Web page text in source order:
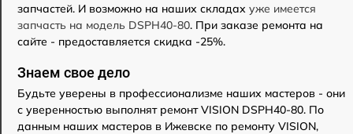
запчастей. И возможно на наших складах уже имеется
запчасть на модель DSPH40-80. При заказе ремонта на
сайте - предоставляется скидка -25%.
Знаем свое дело
Будьте уверены в профессионализме наших мастеров - они
с уверенностью выполнят ремонт VISION DSPH40-80. По
данным наших мастеров в Ижевске по ремонту VISION,